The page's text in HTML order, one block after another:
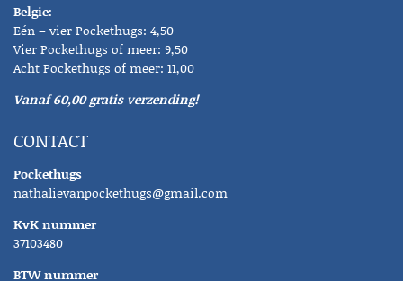
Belgie:
Eén – vier Pockethugs: 4,50
Vier Pockethugs of meer: 9,50
Acht Pockethugs of meer: 11,00
Vanaf 60,00 gratis verzending!
CONTACT
Pockethugs
nathalievanpockethugs@gmail.com
KvK nummer
37103480
BTW nummer